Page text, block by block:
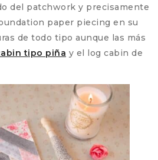
del patchwork y precisamente
paper piecing en su
de todo tipo aunque las más
tipo piña y el log cabin de